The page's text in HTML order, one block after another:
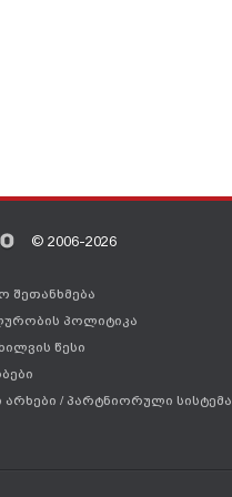
© 2006-2026
შეთანხმება
პოლიტიკა
წესი
/ პარტნიორული სისტემა